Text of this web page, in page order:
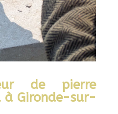
de pierre
à Gironde-sur-